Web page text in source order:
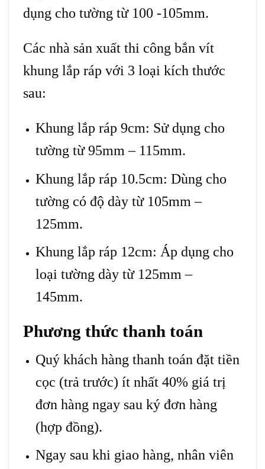
dụng cho tường từ 100 -105mm.
Các nhà sản xuất thi công bắn vít
khung lắp ráp với 3 loại kích thước
sau:
Khung lắp ráp 9cm: Sử dụng cho
tường từ 95mm – 115mm.
Khung lắp ráp 10.5cm: Dùng cho
tường có độ dày từ 105mm –
125mm.
Khung lắp ráp 12cm: Áp dụng cho
loại tường dày từ 125mm –
145mm.
Phương thức thanh toán
Quý khách hàng thanh toán đặt tiền
cọc (trả trước) ít nhất 40% giá trị
đơn hàng ngay sau ký đơn hàng
(hợp đồng).
Ngay sau khi giao hàng, nhân viên